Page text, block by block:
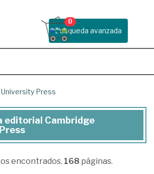
Busqueda avanzada
0
Press
editorial Cambridge
encontrados. 168 páginas.